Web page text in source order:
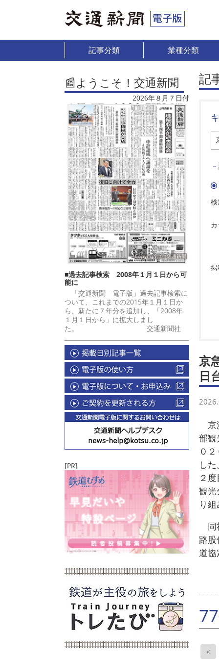
記事分類 業種分類
📰ようこそ！交通新聞
2026年８月７日付
■過去記事検索 2008年１月１日から可
能に
「交通新聞 電子版」過去記事検索に
ついて、これまでの2015年１月１日か
ら、新たに７年分を追加し、「2008年
１月１日から」に拡大しまし
た。 交通新聞社
[PR]
記
－
京
日
京
部観
０
し
２
観光
り
同
路
道協
<